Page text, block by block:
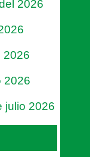
2026
2026
2026
julio 2026